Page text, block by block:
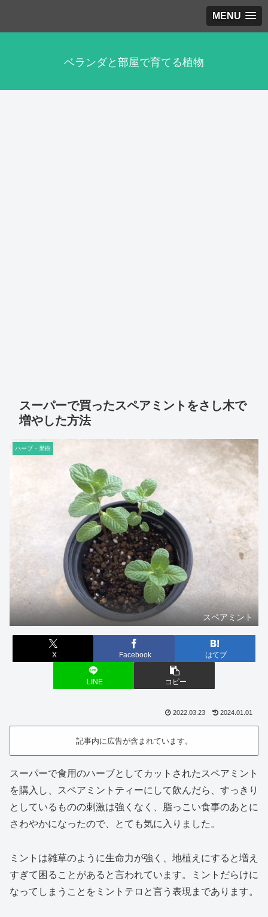
MENU
ベランダと部屋で育てる植物
スーパーで買ったスペアミントをさし木で
増やした方法
ハーブ・果樹
スペアミント
X Facebook はてブ
LINE コピー
2022.03.23 2024.01.01
記事内に広告が含まれています。
スーパーで食用のハーブとしてカットされたスペアミント
を購入し、スペアミントティーにして飲んだら、すっきり
としているものの刺激は強くなく、脂っこい食事のあとに
さわやかになったので、とても気に入りました。
ミントは雑草のように生命力が強く、地植えにすると増え
すぎて困ることがあると言われています。ミントだらけに
なってしまうことをミントテロと言う表現まであります。